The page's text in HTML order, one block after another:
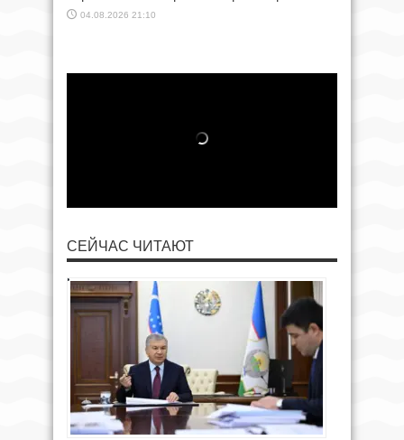
04.08.2026 21:10
СЕЙЧАС ЧИТАЮТ